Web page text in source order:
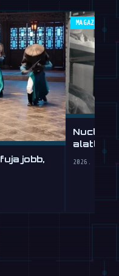
jobb,
MAGAZIN
alatt,
2026.